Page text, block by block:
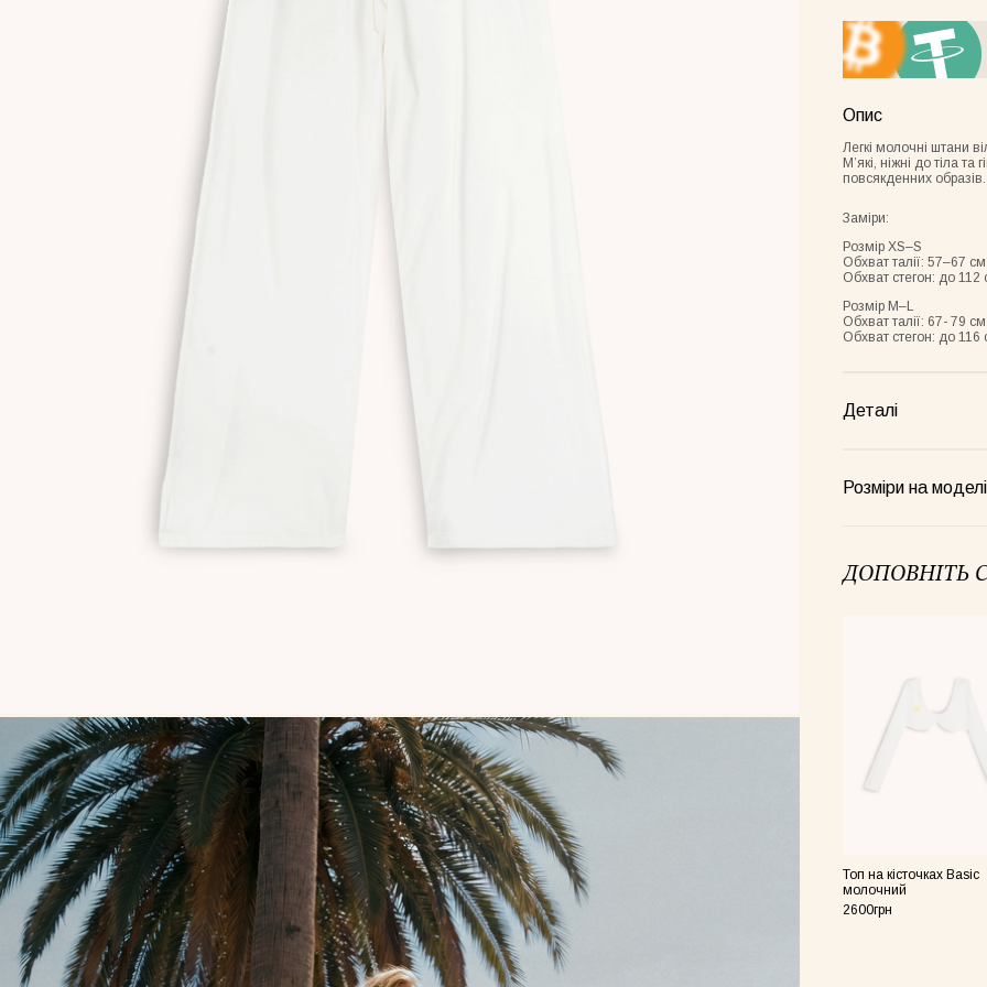
Майка Core блонді Майка Core тауп Майка Core рожева
Опис
Легкі молочні штани
Мʼякі, ніжні до тіла
повсякденних
Заміри:
Розмір XS–S
Обхват талії: 57–67 см
Обхват стегон: до 112
Розмір M–L
Обхват талії: 67- 79 см
Обхват стегон: до 116
Деталі
Розміри на моделі
ДОПОВНІТЬ
Топ на кісточках Basic
молочний
2600грн